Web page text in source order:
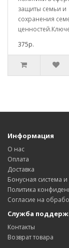
защиты семьи и
сохранения
375р.
Информация
О нас
Оплата
Доставка
Бонусная система
Политика
Согласие на
Служба
Контакты
Возврат товара